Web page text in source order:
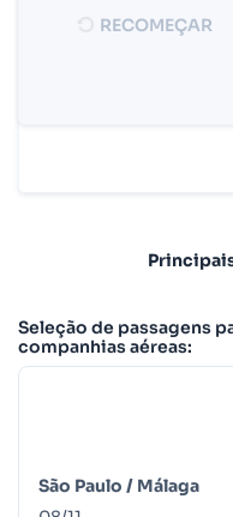
RECOMEÇAR
Seleção de passagens
companhias aéreas:
São Paulo / Málaga